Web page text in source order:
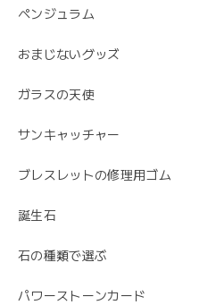
ペンジュラム
おまじないグッズ
ガラスの天使
サンキャッチャー
ブレスレットの修理用ゴム
誕生石
石の種類で選ぶ
パワーストーンカード